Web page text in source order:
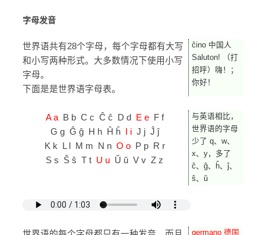
字母发音
世界语共有28个字母，每个字母都有大写
和小写两种形式。大多数情况下使用小写
字母。
下面是是世界语字母表。
ĉino 中国人
Saluton! （打
招呼）嗨！；
你好！
A aB b C c Ĉ ĉ D d E eF f
G g Ĝ ĝ H h Ĥ ĥ
I iJ j Ĵ ĵ
K k L l M m N n O oP p R r
S s Ŝ ŝ T t U u Ŭ ŭ V v Z z
与英语相比，
世界语的字母
少了 q、w、
x、y，多了
ĉ、ĝ、ĥ、ĵ、
ŝ、ŭ
germano 德国